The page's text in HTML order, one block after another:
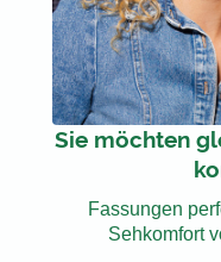
Sie möchten
Fassungen
Sehkomfort